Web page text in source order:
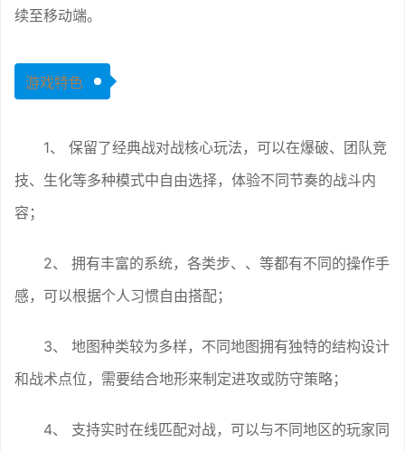
续至移动端。
游戏特色
1、 保留了经典战对战核心玩法，可以在爆破、团队竞
技、生化等多种模式中自由选择，体验不同节奏的战斗内
容；
2、 拥有丰富的系统，各类步、、等都有不同的操作手
感，可以根据个人习惯自由搭配；
3、 地图种类较为多样，不同地图拥有独特的结构设计
和战术点位，需要结合地形来制定进攻或防守策略；
4、 支持实时在线匹配对战，可以与不同地区的玩家同